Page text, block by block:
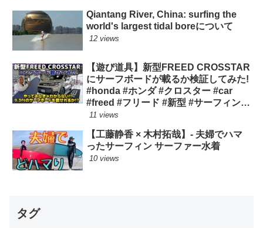
Qiantang River, China: surfing the
world's largest tidal boreについて
12 views
【遊び道具】新型FREED CROSSTAR
にサーフボードが載るか検証してみた!
#honda #ホンダ #クロスター #car
#freed #フリード #新型 #サーフィン
ロングボード
11 views
【工藤静香 × 木村拓哉】- 夫婦でハマ
ったサーフィン サーファー水着
10 views
タグ